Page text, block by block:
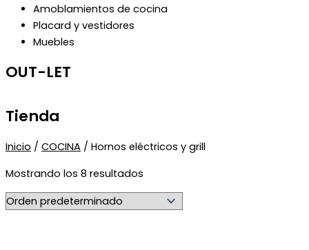
Amoblamientos de cocina
Placard y vestidores
Muebles
OUT-LET
Tienda
Inicio / COCINA / Hornos eléctricos y grill
Mostrando los 8 resultados